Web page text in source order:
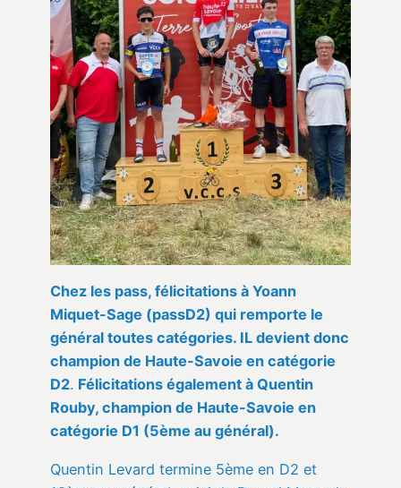
Chez les pass, félicitations à Yoann
Miquet-Sage (passD2) qui remporte le
général toutes catégories. IL devient donc
champion de Haute-Savoie en catégorie
D2. Félicitations également à Quentin
Rouby, champion de Haute-Savoie en
catégorie D1 (5ème au général).
Quentin Levard termine 5ème en D2 et